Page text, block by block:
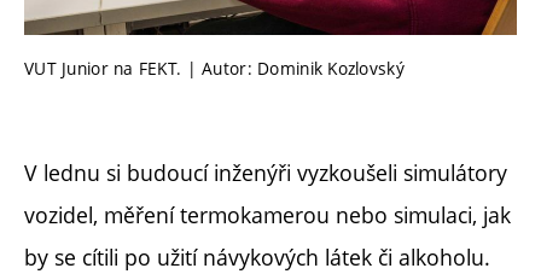
VUT Junior na FEKT. | Autor: Dominik Kozlovský
V lednu si budoucí inženýři vyzkoušeli simulátory
vozidel, měření termokamerou nebo simulaci, jak
by se cítili po užití návykových látek či alkoholu.